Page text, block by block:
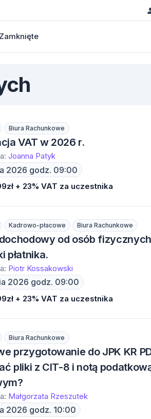
Biura Rachunkowe
VAT w 2026 r.
Joanna Patyk
2026 godz. 09:00
+ 23% VAT za uczestnika
Kadrowo-płacowe Biura Rachunkowe
od osób
płatnika.
Piotr Kossakowski
2026 godz. 09:00
+ 23% VAT za uczestnika
Biura Rachunkowe
przygotowanie do JPK KR
pliki z CIT-8 i notą
Małgorzata Rzeszutek
2026 godz. 10:00